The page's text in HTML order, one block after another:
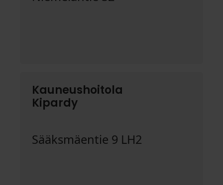
Kauneushoitola
Kipardy
Sääksmäentie 9 LH2